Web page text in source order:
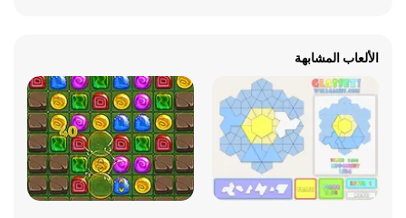
الألعاب المشابهة